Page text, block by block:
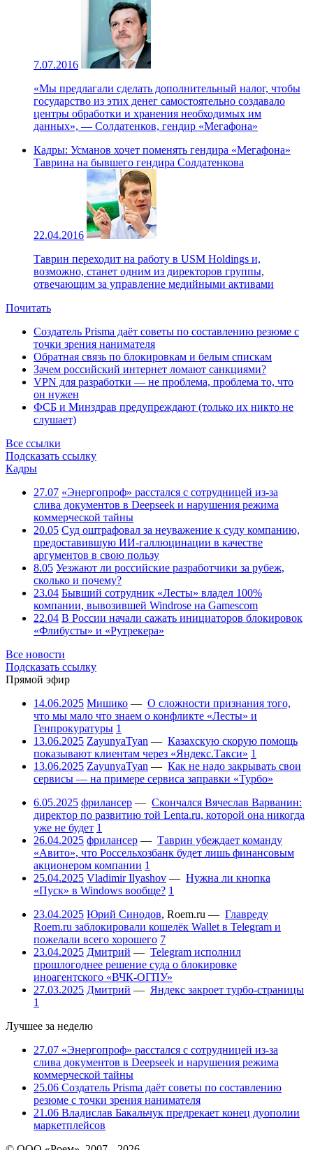
7.07.2016
«Мы предлагали сделать дополнительный налог, чтобы
государство из этих денег самостоятельно создавало
центры обработки и хранения необходимых им
данных», — Солдатенков, гендир «Мегафона»
Кадры: Усманов хочет поменять гендира «Мегафона»
Таврина на бывшего гендира Солдатенкова
22.04.2016
Таврин переходит на работу в USM Holdings и,
возможно, станет одним из директоров группы,
отвечающим за управление медийными активами
Почитать
Создатель Prisma даёт советы по составлению резюме с
точки зрения нанимателя
Обратная связь по блокировкам и белым спискам
Зачем российский интернет ломают санкциями?
VPN для разработки — не проблема, проблема то, что
он нужен
ФСБ и Минздрав предупреждают (только их никто не
слушает)
Все ссылки
Подсказать ссылку
Кадры
27.07 «Энергопроф» расстался с сотрудницей из-за
слива документов в Deepseek и нарушения режима
коммерческой тайны
20.05 Суд оштрафовал за неуважение к суду компанию,
предоставившую ИИ-галлюцинации в качестве
аргументов в свою пользу
8.05 Уезжают ли российские разработчики за рубеж,
сколько и почему?
23.04 Бывший сотрудник «Лесты» владел 100%
компании, вывозившей Windrose на Gamescom
22.04 В России начали сажать инициаторов блокировок
«Флибусты» и «Рутрекера»
Все новости
Подсказать ссылку
Прямой эфир
14.06.2025 Мишико — О сложности признания того,
что мы мало что знаем о конфликте «Лесты» и
Генпрокуратуры 1
13.06.2025 ZayunyaTyan — Казахскую скорую помощь
показывают клиентам через «Яндекс.Такси» 1
13.06.2025 ZayunyaTyan — Как не надо закрывать свои
сервисы — на примере сервиса заправки «Турбо»
6.05.2025 фрилансер — Скончался Вячеслав Варванин:
директор по развитию той Lenta.ru, которой она никогда
уже не будет 1
26.04.2025 фрилансер — Таврин убеждает команду
«Авито», что Россельхозбанк будет лишь финансовым
акционером компании 1
25.04.2025 Vladimir Ilyashov — Нужна ли кнопка
«Пуск» в Windows вообще? 1
23.04.2025 Юрий Синодов, Roem.ru — Главреду
Roem.ru заблокировали кошелёк Wallet в Telegram и
пожелали всего хорошего 7
23.04.2025 Дмитрий — Telegram исполнил
прошлогоднее решение суда о блокировке
иноагентского «ВЧК-ОГПУ»
27.03.2025 Дмитрий — Яндекс закроет турбо-страницы
1
Лучшее за неделю
27.07 «Энергопроф» расстался с сотрудницей из-за
слива документов в Deepseek и нарушения режима
коммерческой тайны
25.06 Создатель Prisma даёт советы по составлению
резюме с точки зрения нанимателя
21.06 Владислав Бакальчук предрекает конец дуополии
маркетплейсов